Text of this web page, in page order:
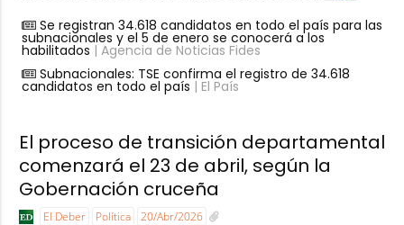
Se registran 34.618 candidatos en todo el país para las
subnacionales y el 5 de enero se conocerá a los
habilitados | Agencia de Noticias Fides
Subnacionales: TSE confirma el registro de 34.618
candidatos en todo el país | El País
El proceso de transición departamental
comenzará el 23 de abril, según la
Gobernación cruceña
El Deber Política 20/Abr/2026